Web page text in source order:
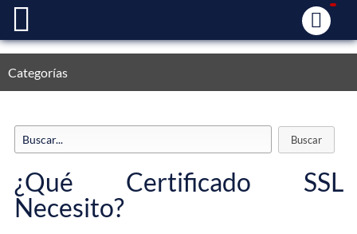
Categorías
¿Qué Certificado SSL
Necesito?